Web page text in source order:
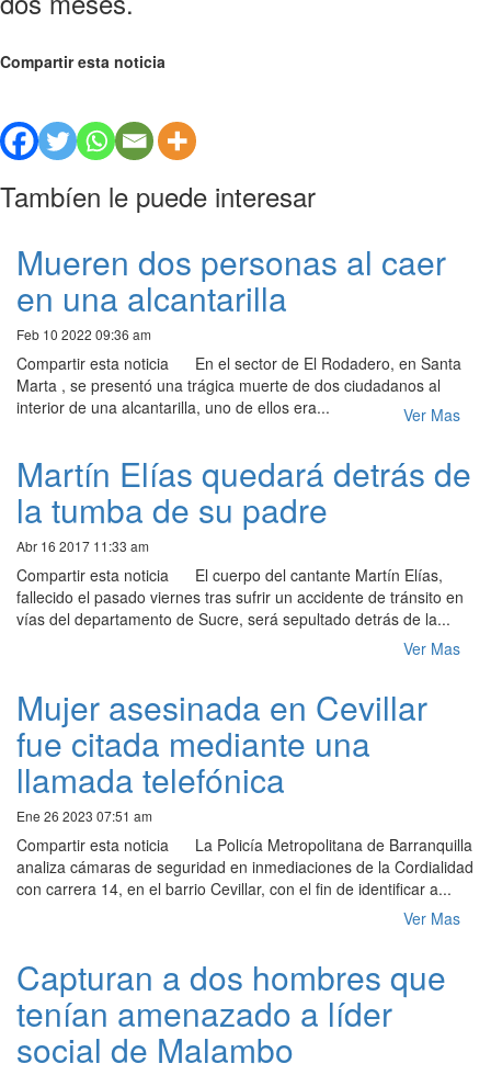
Compartir esta noticia
Tambíen le puede interesar
Mueren dos personas al caer
en una alcantarilla
Feb 10 2022 09:36 am
Compartir esta noticia En el sector de El Rodadero, en Santa
Marta , se presentó una trágica muerte de dos ciudadanos al
interior de una alcantarilla, uno de ellos era...
Ver Mas
Martín Elías quedará detrás de
la tumba de su padre
Abr 16 2017 11:33 am
Compartir esta noticia El cuerpo del cantante Martín Elías,
fallecido el pasado viernes tras sufrir un accidente de tránsito en
vías del departamento de Sucre, será sepultado detrás de la...
Ver Mas
Mujer asesinada en Cevillar
fue citada mediante una
llamada telefónica
Ene 26 2023 07:51 am
Compartir esta noticia La Policía Metropolitana de Barranquilla
analiza cámaras de seguridad en inmediaciones de la Cordialidad
con carrera 14, en el barrio Cevillar, con el fin de identificar a...
Ver Mas
Capturan a dos hombres que
tenían amenazado a líder
social de Malambo